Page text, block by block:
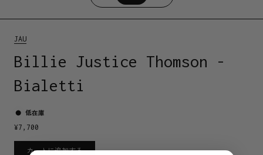
JAU
Billie Justice Thomson -
Bialetti
低在庫
¥7,700
カートに追加する